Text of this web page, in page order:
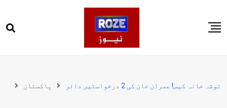
to
پاکستان
توشہ خانہ کیس! عمران خان کی 2 درخواستیں دائر پاکستان